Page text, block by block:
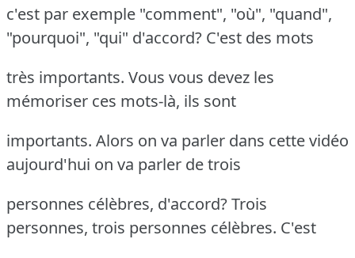
c'est par exemple "comment", "où", "quand",
"pourquoi", "qui" d'accord? C'est des mots
très importants. Vous vous devez les
mémoriser ces mots-là, ils sont
importants. Alors on va parler dans cette vidéo
aujourd'hui on va parler de trois
personnes célèbres, d'accord? Trois
personnes, trois personnes célèbres. C'est